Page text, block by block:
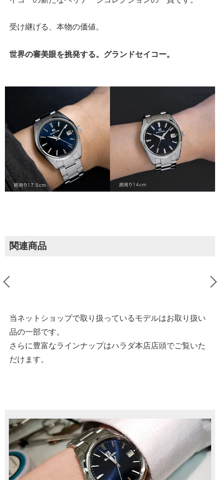
受け継げる、本物の価値。
世界の審美眼を挑発する。グランドセイコー。
関連商品
当ネットショップで取り扱っているモデルはお取り扱い
品の一部です。
さらに豊富なラインナップはハラダ本店店頭でご覧いた
だけます。